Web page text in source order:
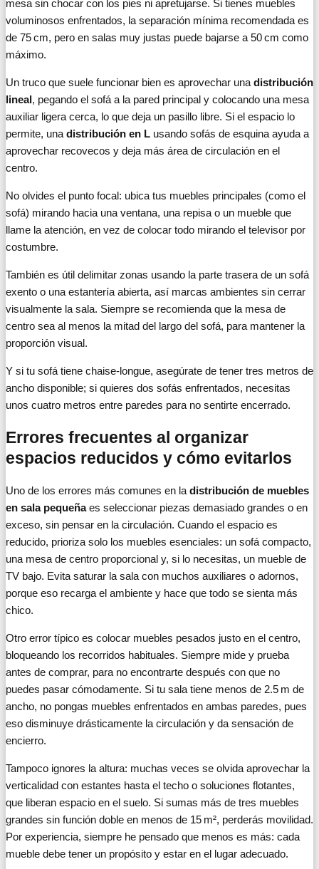
mesa sin chocar con los pies ni apretujarse. Si tienes muebles
voluminosos enfrentados, la separación mínima recomendada es
de 75 cm, pero en salas muy justas puede bajarse a 50 cm como
máximo.
Un truco que suele funcionar bien es aprovechar una distribución
lineal, pegando el sofá a la pared principal y colocando una mesa
auxiliar ligera cerca, lo que deja un pasillo libre. Si el espacio lo
permite, una distribución en L usando sofás de esquina ayuda a
aprovechar recovecos y deja más área de circulación en el
centro.
No olvides el punto focal: ubica tus muebles principales (como el
sofá) mirando hacia una ventana, una repisa o un mueble que
llame la atención, en vez de colocar todo mirando el televisor por
costumbre.
También es útil delimitar zonas usando la parte trasera de un sofá
exento o una estantería abierta, así marcas ambientes sin cerrar
visualmente la sala. Siempre se recomienda que la mesa de
centro sea al menos la mitad del largo del sofá, para mantener la
proporción visual.
Y si tu sofá tiene chaise-longue, asegúrate de tener tres metros de
ancho disponible; si quieres dos sofás enfrentados, necesitas
unos cuatro metros entre paredes para no sentirte encerrado.
Errores frecuentes al organizar
espacios reducidos y cómo evitarlos
Uno de los errores más comunes en la distribución de muebles
en sala pequeñaes seleccionar piezas demasiado grandes o en
exceso, sin pensar en la circulación. Cuando el espacio es
reducido, prioriza solo los muebles esenciales: un sofá compacto,
una mesa de centro proporcional y, si lo necesitas, un mueble de
TV bajo. Evita saturar la sala con muchos auxiliares o adornos,
porque eso recarga el ambiente y hace que todo se sienta más
chico.
Otro error típico es colocar muebles pesados justo en el centro,
bloqueando los recorridos habituales. Siempre mide y prueba
antes de comprar, para no encontrarte después con que no
puedes pasar cómodamente. Si tu sala tiene menos de 2.5 m de
ancho, no pongas muebles enfrentados en ambas paredes, pues
eso disminuye drásticamente la circulación y da sensación de
encierro.
Tampoco ignores la altura: muchas veces se olvida aprovechar la
verticalidad con estantes hasta el techo o soluciones flotantes,
que liberan espacio en el suelo. Si sumas más de tres muebles
grandes sin función doble en menos de 15 m², perderás movilidad.
Por experiencia, siempre he pensado que menos es más: cada
mueble debe tener un propósito y estar en el lugar adecuado.